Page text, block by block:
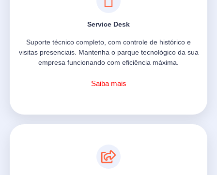
Service Desk
Suporte técnico completo, com controle de histórico e
visitas presenciais. Mantenha o parque tecnológico da sua
empresa funcionando com eficiência máxima.
Saiba mais